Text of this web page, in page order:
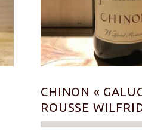
CHINON «
ROUSSE